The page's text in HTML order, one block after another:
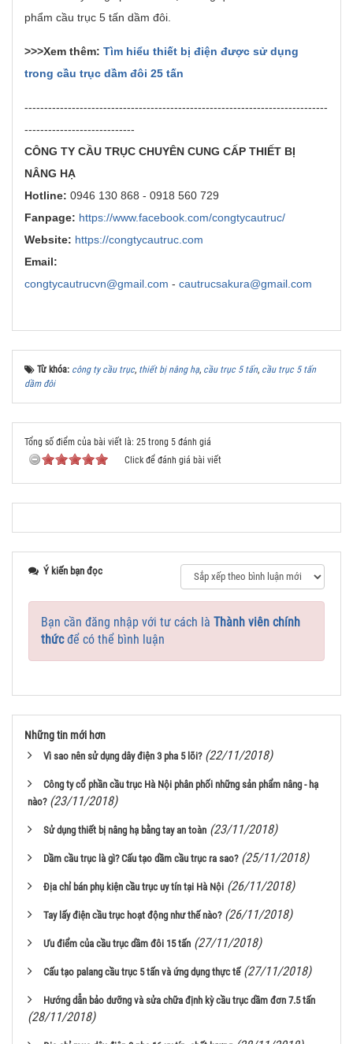
phẩm cầu trục 5 tấn dầm đôi.
>>>Xem thêm: Tìm hiểu thiết bị điện được sử dụng
trong cầu trục dầm đôi 25 tấn
-----------------------------------------------------------------------------
----------------------------
CÔNG TY CẦU TRỤC CHUYÊN CUNG CẤP THIẾT BỊ
NÂNG HẠ
Hotline: 0946 130 868 - 0918 560 729
Fanpage: https://www.facebook.com/congtycautruc/
Website: https://congtycautruc.com
Email:
congtycautrucvn@gmail.com - cautrucsakura@gmail.com
Từ khóa: công ty cầu trục, thiết bị nâng hạ, cầu trục 5 tấn, cầu trục 5 tấn
dầm đôi
Tổng số điểm của bài viết là: 25 trong 5 đánh giá
Click để đánh giá bài viết
Ý kiến bạn đọc
Bạn cần đăng nhập với tư cách là Thành viên chính
thứcđể có thể bình luận
Những tin mới hơn
Vì sao nên sử dụng dây điện 3 pha 5 lõi? (22/11/2018)
Công ty cổ phần cầu trục Hà Nội phân phối những sản phẩm nâng - hạ
nào? (23/11/2018)
Sử dụng thiết bị nâng hạ bằng tay an toàn (23/11/2018)
Dầm cầu trục là gì? Cấu tạo dầm cầu trục ra sao? (25/11/2018)
Địa chỉ bán phụ kiện cầu trục uy tín tại Hà Nội (26/11/2018)
Tay lấy điện cầu trục hoạt động như thế nào? (26/11/2018)
Ưu điểm của cầu trục dầm đôi 15 tấn (27/11/2018)
Cấu tạo palang cầu trục 5 tấn và ứng dụng thực tế (27/11/2018)
Hướng dẫn bảo dưỡng và sửa chữa định kỳ cầu trục dầm đơn 7.5 tấn
(28/11/2018)